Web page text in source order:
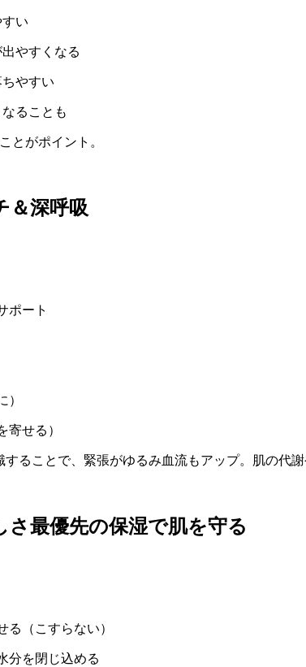
い
やすくなる
やすい
ることも
とがポイント。
＆深呼吸
ポート
）
寄せる）
ることで、緊張がゆるみ血流もアップ。肌の代
最優先の保湿で肌を守る
る（こすらない）
分を閉じ込める